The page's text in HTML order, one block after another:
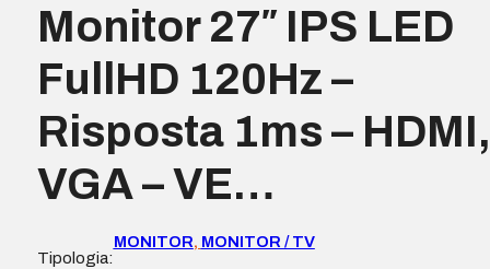
Monitor 27″ IPS LED
FullHD 120Hz –
Risposta 1ms – HDMI,
VGA – VE…
Tipologia:
MONITOR, MONITOR / TV